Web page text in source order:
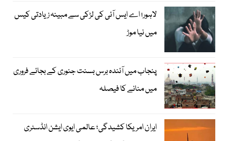
لاہور؛ اے ایس آئی کی لڑکی سے مبینہ زیادتی کیس
میں نیا موڑ
پنجاب میں آئندہ برس بسنت جنوری کے بجائے فروری
میں منانے کا فیصلہ
ایران امریکا کشیدگی؛ عالمی ایوی ایشن انڈسٹری